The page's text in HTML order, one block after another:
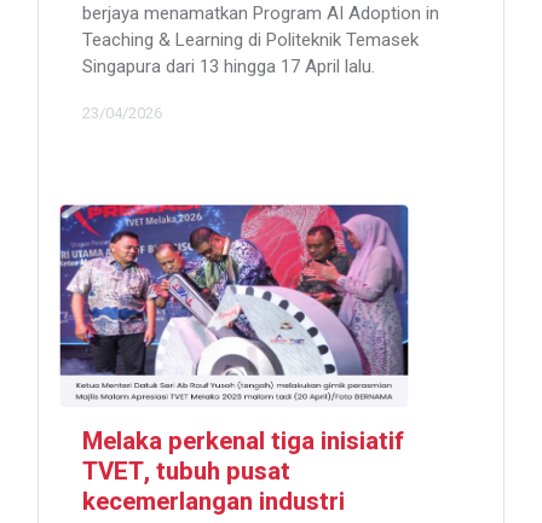
berjaya menamatkan Program AI Adoption in
Teaching & Learning di Politeknik Temasek
Singapura dari 13 hingga 17 April lalu.
23/04/2026
Melaka perkenal tiga inisiatif
TVET, tubuh pusat
kecemerlangan industri